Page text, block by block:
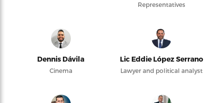
Representatives
Dennis Dávila
Cinema
Lic Eddie López Serrano
Lawyer and political analyst